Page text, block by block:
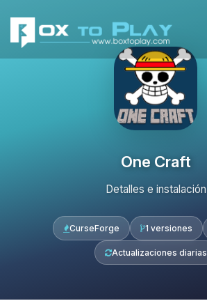
One Craft
Detalles e instalación
CurseForge 1 versiones
Actualizaciones diarias